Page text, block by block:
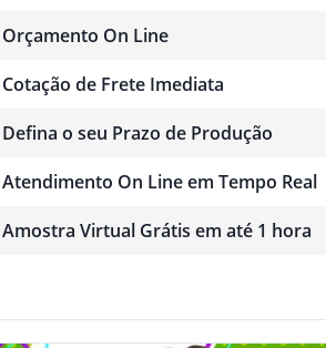
Orçamento On Line
Cotação de Frete Imediata
Defina o seu Prazo de Produção
Atendimento On Line em Tempo Real
Amostra Virtual Grátis em até 1 hora